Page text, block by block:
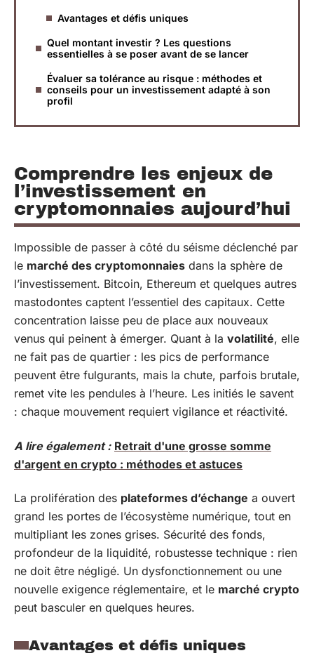
Avantages et défis uniques
Quel montant investir ? Les questions
essentielles à se poser avant de se lancer
Évaluer sa tolérance au risque : méthodes et
conseils pour un investissement adapté à son
profil
Comprendre les enjeux de
l’investissement en
cryptomonnaies aujourd’hui
Impossible de passer à côté du séisme déclenché par
le marché des cryptomonnaies dans la sphère de
l’investissement. Bitcoin, Ethereum et quelques autres
mastodontes captent l’essentiel des capitaux. Cette
concentration laisse peu de place aux nouveaux
venus qui peinent à émerger. Quant à la volatilité, elle
ne fait pas de quartier : les pics de performance
peuvent être fulgurants, mais la chute, parfois brutale,
remet vite les pendules à l’heure. Les initiés le savent
: chaque mouvement requiert vigilance et réactivité.
A lire également : Retrait d'une grosse somme
d'argent en crypto : méthodes et astuces
La prolifération des plateformes d’échange a ouvert
grand les portes de l’écosystème numérique, tout en
multipliant les zones grises. Sécurité des fonds,
profondeur de la liquidité, robustesse technique : rien
ne doit être négligé. Un dysfonctionnement ou une
nouvelle exigence réglementaire, et le marché crypto
peut basculer en quelques heures.
Avantages et défis uniques